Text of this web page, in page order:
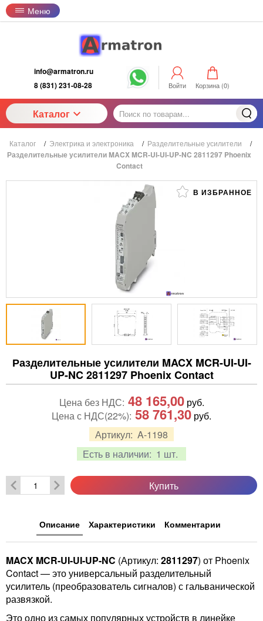
Меню
info@armatron.ru
8 (831) 231-08-28
Войти Корзина (0)
Каталог
Каталог / Электрика и электроника / Разделительные усилители /
Разделительные усилители MACX MCR-UI-UI-UP-NC 2811297 Phoenix
Contact
В ИЗБРАННОЕ
Разделительные усилители MACX MCR-UI-UI-
UP-NC 2811297 Phoenix Contact
Артикул: A-1198
Есть в наличии: 1 шт.
Цена без НДС: 48 165,00руб.
Цена с НДС(22%): 58 761,30 руб.
Купить
Описание Характеристики Комментарии
MACX MCR-UI-UI-UP-NC (Артикул: 2811297) от Phoenix
Contact — это универсальный разделительный
усилитель (преобразователь сигналов) с гальванической
развязкой.
Это одно из самых популярных устройств в линейке